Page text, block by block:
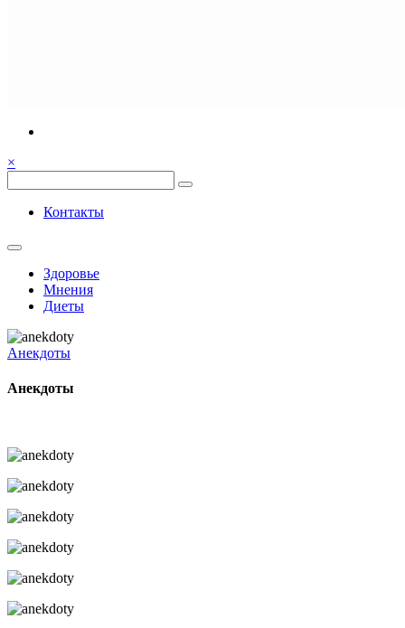
Весёлый и здоровый образ
жизни
Семья, общение, здоровье.
×
Весёлый и здоровый образ жизни
Контакты
Здоровье
Мнения
Диеты
Анекдоты
Анекдоты